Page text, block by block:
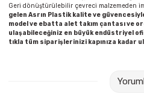
Geri dönüştürülebilir çevreci malzemeden
gelen Asrın Plastik kalite ve
model ve ebatta alet takım çantası ve
ulaşabileceğiniz en büyük endüstriyel
tıkla tüm siparişlerinizi kapınıza kadar